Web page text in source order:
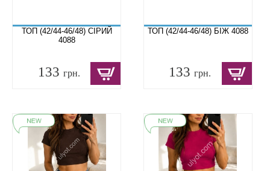
ТОП (42/44-46/48) СІРИЙ
4088
133 грн.
ТОП (42/44-46/48) БІЖ 4088
133грн.